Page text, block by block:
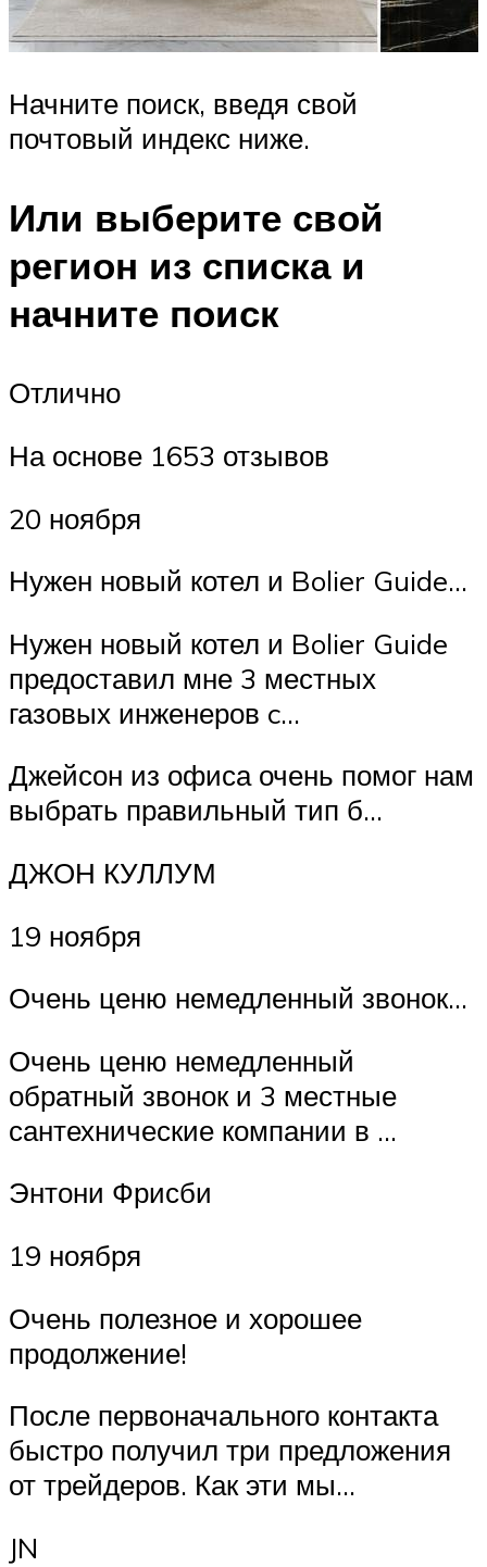
Начните поиск, введя свой
почтовый индекс ниже.
Или выберите свой
регион из списка и
начните поиск
Отлично
На основе 1653 отзывов
20 ноября
Нужен новый котел и Bolier Guide…
Нужен новый котел и Bolier Guide
предоставил мне 3 местных
газовых инженеров c…
Джейсон из офиса очень помог нам
выбрать правильный тип б…
ДЖОН КУЛЛУМ
19 ноября
Очень ценю немедленный звонок…
Очень ценю немедленный
обратный звонок и 3 местные
сантехнические компании в …
Энтони Фрисби
19 ноября
Очень полезное и хорошее
продолжение!
После первоначального контакта
быстро получил три предложения
от трейдеров. Как эти мы…
JN